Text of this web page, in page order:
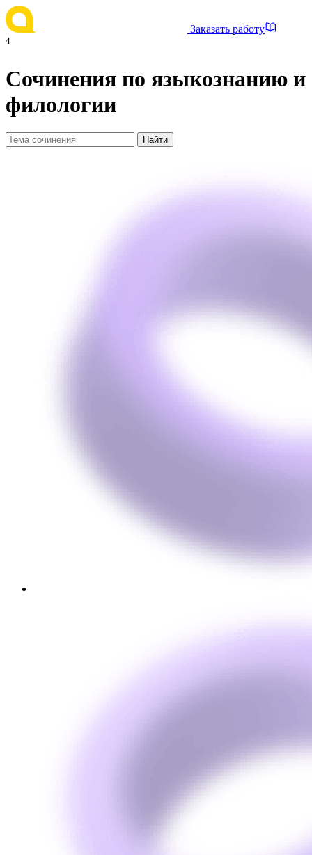
Заказать работу
4
Сочинения по языкознанию и
филологии
Найти